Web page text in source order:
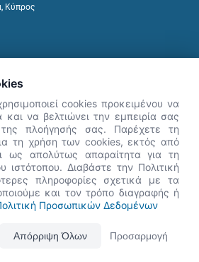
Κύπρος
με τις νεότερες εκδόσεις, Google Chrome, Mozilla Firefox,
Καλώς ήρθες! Είμαι η Νόησις.
μου πώς μπορώ να σε βοηθήσω
cookies προκειμένου να
και να βελτιώνει την εμπειρία σας
πλοήγησής σας. Παρέχετε τη
τη χρήση των cookies, εκτός από
ως απολύτως απαραίτητα για τη
ιστότοπου. Διαβάστε την Πολιτική
πληροφορίες σχετικά με τα
και τον τρόπο διαγραφής ή
Προσωπικών Δεδομένων
Απόρριψη Όλων Προσαρμογή